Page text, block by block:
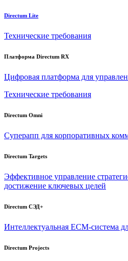
Directum Lite
Технические требования
Платформа Directum RX
Цифровая платформа для
Технические требования
Directum Omni
Суперапп для корпоративных
Directum Targets
Эффективное управление
достижение ключевых целей
Directum СЭД+
Интеллектуальная ECM-система
Directum Projects